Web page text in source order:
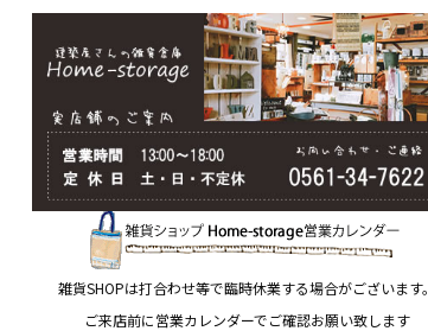
雑貨SHOPは打合わせ等で臨時休業する場合がございます。
ご来店前に営業カレンダーでご確認お願い致します